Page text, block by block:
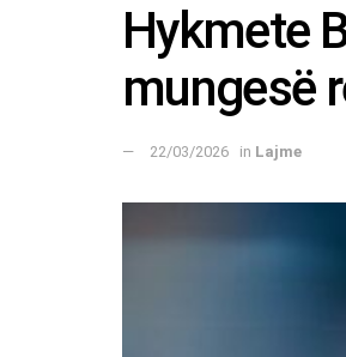
Hykmete
mungesë
22/03/2026 in Lajme